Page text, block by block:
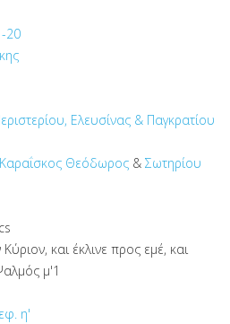
20
Ελευσίνας & Παγκρατίου
Καραΐσκος Θεόδωρος & Σωτηρίου
και έκλινε προς εμέ, και
μ'1
η'